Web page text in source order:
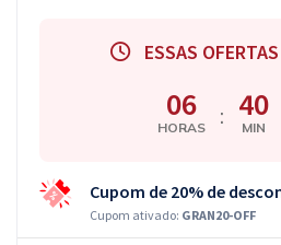
ESSAS
06
HORAS : 40
MIN
Cupom de 20% de
Cupom ativado: GRAN20-OFF